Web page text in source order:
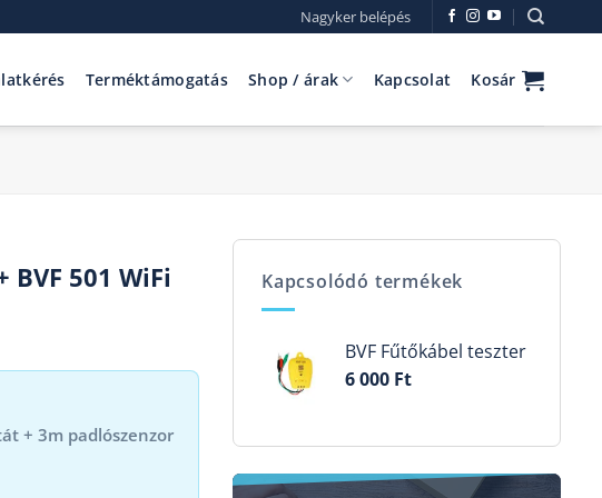
Nagyker belépés
Terméktámogatás Shop / árak Kapcsolat Kosár
501 WiFi
+ 3m padlószenzor
Kapcsolódó termékek
BVF Fűtőkábel teszter
6 000 Ft